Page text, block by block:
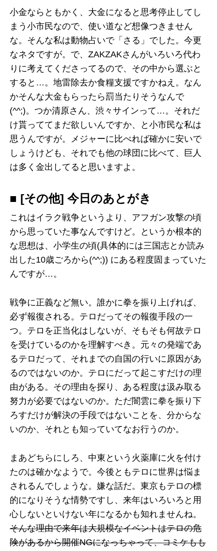
小金ならともかく、大金になると思考停止してし
まう小市民なので、使い道など想像つきません
な。そんな私は動物占いで「さる」でした。今更
なネタですが。で、ZAKZAKさんがいろいろ代わ
りに考えてくださってるので、その中から選ぶと
すると…。地雷除去か食糧支援ですかねえ。なん
かそんな大金もらったら罰当たりそうなんで
(^^;)。つか清原さん、渋々サインって…。それだ
け貰っててまだ欲しいんですか、と小市民な私は
思うんですが。メジャーに比べれば確かに安いで
しょうけども、それでも他の球団に比べて、巨人
は多く金出してると思いますよ。
■ [その他] 今日のあとがき
これはイラク戦争というより、アフガン攻撃の頃
から思っていた事なんですけど。というか根本的
な思想は、小学生の頃(具体的には三国志とか読み
出した10歳ごろから(^^;)) にある程度固まっていた
んですが…。
戦争に正義など無い。誰かに拳を振り上げれば、
必ず報復される。テロだってその報復手段の一
つ。テロを正当化はしないが、そもそも何故テロ
を受けているのかを理解すべき。元々の発端であ
るテロだって、それまでの自国の行いに原因があ
るのではないのか。テロにだって起こすだけの理
由がある。その理由を探り、ある程度は汲み取る
努力が必要ではないのか。ただ闇雲に拳を振り下
ろすだけが解決の手段ではないことを、分からな
いのか、それとも知っていてなお行うのか。
まあどちらにしろ、中東という火薬庫に火を付け
たのは確かなようで。今後ともテロに世界は悩ま
されるんでしょうな。嫌な話だ。東京もテロの標
的になりそうな情勢ですし、来年はいろいろと用
心しないといけない年になるかも知れませんね。
そんな理由で来年は大規模なイベントはテロの危
険があるから開催NGになっちゃって、コミケもも